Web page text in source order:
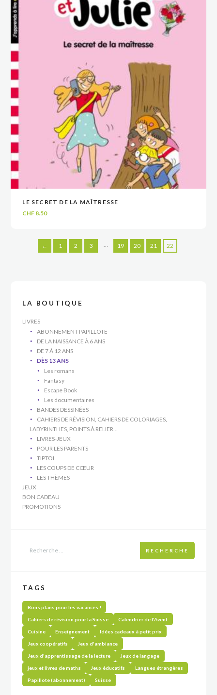
LE SECRET DE LA MAÎTRESSE
CHF 8.50
← 1 2 3 … 19 20 21 22
LA BOUTIQUE
LIVRES
ABONNEMENT PAPILLOTE
DE LA NAISSANCE À 6 ANS
DE 7 À 12 ANS
DÈS 13 ANS
Les romans
Fantasy
Escape Book
Les documentaires
BANDES DESSINÉES
CAHIERS DE RÉVISION, CAHIERS DE COLORIAGES,
LABYRINTHES, POINTS À RELIER...
LIVRES-JEUX
POUR LES PARENTS
TIPTOI
LES COUPS DE CŒUR
LES THÈMES
JEUX
BON CADEAU
PROMOTIONS
RECHERCHE
TAGS
Bons plans pour les vacances !
Cahiers de révision pour la Suisse Calendrier de l'Avent
Cuisine Enseignement Idées cadeaux à petit prix
Jeux coopératifs Jeux d'ambiance
Jeux d'apprentissage de la lecture Jeux de langage
jeux et livres de maths Jeux éducatifs Langues étrangères
Papillote (abonnement) Suisse